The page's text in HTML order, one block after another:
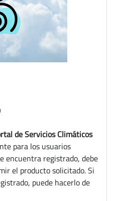
de Servicios Climáticos
para los usuarios
encuentra registrado, debe
el producto solicitado. Si
puede hacerlo de